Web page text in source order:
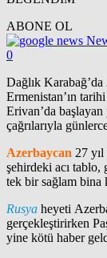
ABONE OL
0
Dağlık
Ermenistan’ın
Erivan’da
çağrılarıyla
Azerbaycan 27
şehirdeki acı tablo,
tek bir sağlam bina
Rusya heyeti
gerçekleştirirken
yine kötü haber